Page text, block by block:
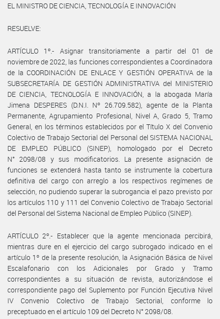
EL MINISTRO DE CIENCIA, TECNOLOGÍA E INNOVACIÓN
RESUELVE:
ARTÍCULO 1º.- Asignar transitoriamente a partir del 01 de
noviembre de 2022, las funciones correspondientes a Coordinadora
de la COORDINACIÓN DE ENLACE Y GESTIÓN OPERATIVA de la
SUBSECRETARÍA DE GESTIÓN ADMINISTRATIVA del MINISTERIO
DE CIENCIA, TECNOLOGÍA E INNOVACIÓN, a la abogada María
Jimena DESPERES (D.N.I. Nº 26.709.582), agente de la Planta
Permanente, Agrupamiento Profesional, Nivel A, Grado 5, Tramo
General, en los términos establecidos por el Título X del Convenio
Colectivo de Trabajo Sectorial del Personal del SISTEMA NACIONAL
DE EMPLEO PÚBLICO (SINEP), homologado por el Decreto
N° 2098/08 y sus modificatorios. La presente asignación de
funciones se extenderá hasta tanto se instrumente la cobertura
definitiva del cargo con arreglo a los respectivos regímenes de
selección, no pudiendo superar la subrogancia el pazo previsto por
los artículos 110 y 111 del Convenio Colectivo de Trabajo Sectorial
del Personal del Sistema Nacional de Empleo Público (SINEP).
ARTÍCULO 2º.- Establecer que la agente mencionada percibirá,
mientras dure en el ejercicio del cargo subrogado indicado en el
artículo 1º de la presente resolución, la Asignación Básica de Nivel
Escalafonario con los Adicionales por Grado y Tramo
correspondientes a su situación de revista, autorizándose el
correspondiente pago del Suplemento por Función Ejecutiva Nivel
IV Convenio Colectivo de Trabajo Sectorial, conforme lo
preceptuado en el artículo 109 del Decreto N° 2098/08.